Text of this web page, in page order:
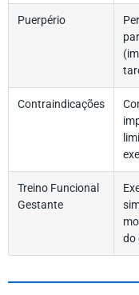
Puerpério
Contraindicações
Treino Funcional
Gestante
do